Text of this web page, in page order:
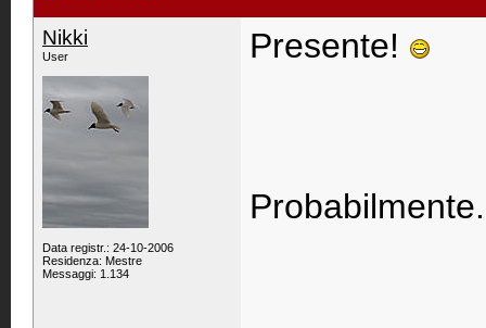
Nikki
User
Data registr.: 24-10-2006
Residenza: Mestre
Messaggi: 1.134
Presente!